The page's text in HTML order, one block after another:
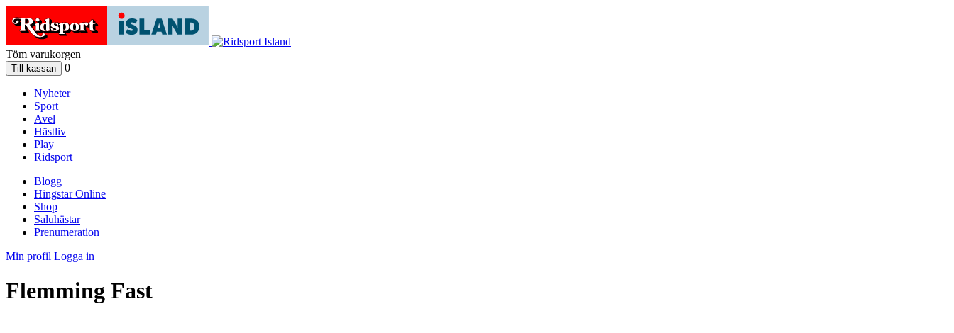
Töm varukorgen
0
Nyheter
Sport
Avel
Hästliv
Play
Ridsport
Blogg
Hingstar Online
Shop
Saluhästar
Prenumeration
Min profil Logga in
Flemming Fast